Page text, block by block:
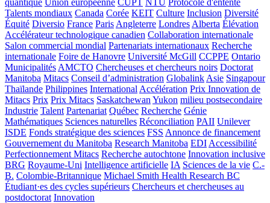
Talents mondiaux Canada Corée KEIT Culture Inclusion Diversité
Équité Diversio France Paris Angleterre Londres Alberta Élévation
Accélérateur technologique canadien Collaboration internationale
Salon commercial mondial Partenariats internationaux Recherche
internationale Foire de Hanovre Université McGill CCPPE Ontario
Municipalités AMCTO Chercheuses et chercheurs noirs Doctorat
Manitoba Mitacs Conseil d’administration Globalink Asie Singapour
Thaïlande Philippines International Accélération Prix Innovation de
Mitacs Prix Prix Mitacs Saskatchewan Yukon milieu postsecondaire
Industrie Talent Partenariat Québec Recherche Génie
Mathématiques Sciences naturelles Réconciliation PAII Unilever
ISDE Fonds stratégique des sciences FSS Annonce de financement
Gouvernement du Manitoba Research Manitoba EDI Accessibilité
Perfectionnement Mitacs Recherche autochtone Innovation inclusive
BRG Royaume-Uni Intelligence artificielle IA Sciences de la vie C.-
B. Colombie-Britannique Michael Smith Health Research BC
Étudiant·es des cycles supérieurs Chercheurs et chercheuses au
postdoctorat Innovation